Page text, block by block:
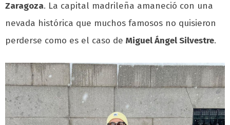
Zaragoza. La capital madrileña amaneció con una
nevada histórica que muchos famosos no quisieron
perderse como es el caso de Miguel Ángel Silvestre.